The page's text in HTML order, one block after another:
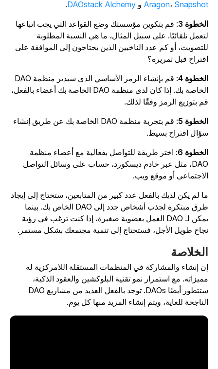
Aragon، وDAOstack Alchemy
.
3 : قم بتكوين مؤسستك وضع القواعد التي يجب اتباعها
تلقائيًا. على سبيل المثال، ما هي النسبة المطلوبة
أو كم عدد الناخبين الذين يحتاجون إلى الموافقة على
قبل تمريره؟
4
:
قم بإنشاء الرمز الأساسي الذي سيدير منظمة DAO
الخاصة بك. إذا كان لدى منظمة DAO الخاصة بك أعضاء بالفعل،
بتوزيع الرمز وفقًا لذلك.
5
: قم بتجربة منظمة DAO الخاصة بك عن طريق إنشاء
اقتراح بسيط.
6
: اختر طريقة للتواصل بفعالية مع أعضاء منظمة
DAO، مثل عبر خادم ديسكورد، حساب على وسائل التواصل
أو موقع ويب.
لم يكن لديك بالفعل عدد كبير من المتابعين، ستحتاج إلى إيجاد
طرق مبتكرة لجذب أشخاص جدد إلى DAO الخاص بك. بينما
يمكن لـ DAO العمل بعضوية صغيرة، إذا كنت ترغب في رؤية
طويل الأجل، فستحتاج إلى تنمية مجتمعك بشكل مستمر.
إنشاء والمشاركة في المنظمات المستقلة اللامركزية له
مع استمرار نمو تقنية البلوكشين والعقود الذكية،
ستتطور أيضًا DAOs. توجد بالفعل العديد من مشاريع DAO
للغاية، ويتم إنشاء المزيد منها كل يوم.